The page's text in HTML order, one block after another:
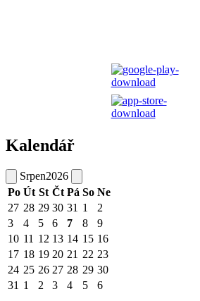
Kalendář
Srpen2026
Po Út St Čt Pá So Ne
27 28 29 30 31 1
2
3
4 5 6 7 8
9
10 11 12 13 14 15 16
17 18 19 20 21 22 23
24 25 26 27 28 29 30
31 1 2 3 4 5 6